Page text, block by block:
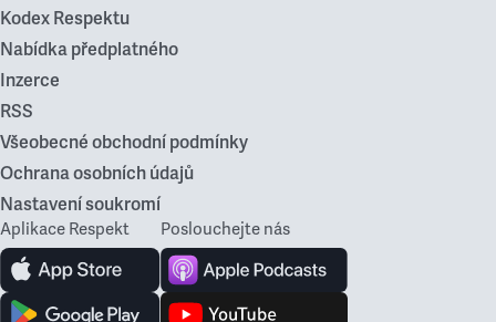
Kodex Respektu
Nabídka předplatného
Inzerce
RSS
Všeobecné obchodní podmínky
Ochrana osobních údajů
Nastavení soukromí
Aplikace Respekt Poslouchejte nás